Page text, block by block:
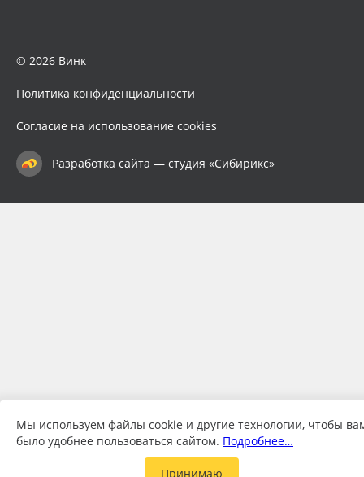
© 2026 Винк
Политика конфиденциальности
Согласие на использование cookies
Разработка сайта — студия «Сибирикс»
Мы используем файлы cookie и другие технологии, чтобы
было удобнее пользоваться сайтом. Подробнее…
Принимаю